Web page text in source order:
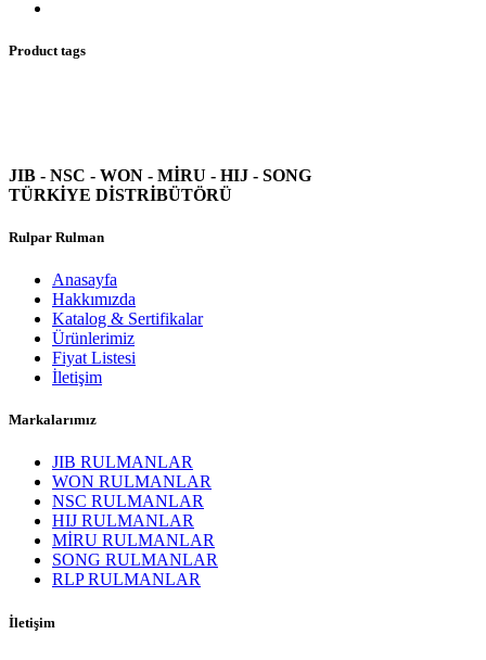
Product tags
JIB - NSC - WON - MİRU - HIJ - SONG
TÜRKİYE DİSTRİBÜTÖRÜ
Rulpar Rulman
Anasayfa
Hakkımızda
Katalog & Sertifikalar
Ürünlerimiz
Fiyat Listesi
İletişim
Markalarımız
JIB RULMANLAR
WON RULMANLAR
NSC RULMANLAR
HIJ RULMANLAR
MİRU RULMANLAR
SONG RULMANLAR
RLP RULMANLAR
İletişim